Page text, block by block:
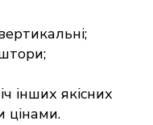
інших якісних
цінами.